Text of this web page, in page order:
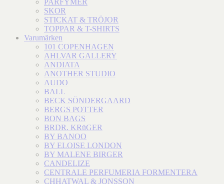
PARFYMER
SKOR
STICKAT & TRÖJOR
TOPPAR & T-SHIRTS
Varumärken
101 COPENHAGEN
AHLVAR GALLERY
ANDIATA
ANOTHER STUDIO
AUDO
BALL
BECK SÖNDERGAARD
BERGS POTTER
BON BAGS
BRDR. KRüGER
BY BANOO
BY ELOISE LONDON
BY MALENE BIRGER
CANDELIZE
CENTRALE PERFUMERIA FORMENTERA
CHHATWAL & JONSSON